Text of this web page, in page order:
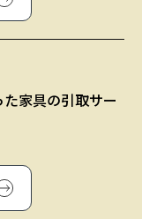
家具の引取サー